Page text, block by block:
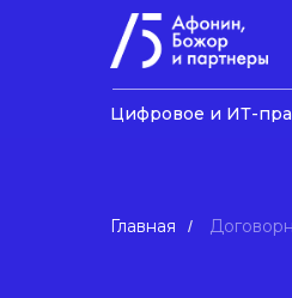
Цифровое и ИТ-
Главная /